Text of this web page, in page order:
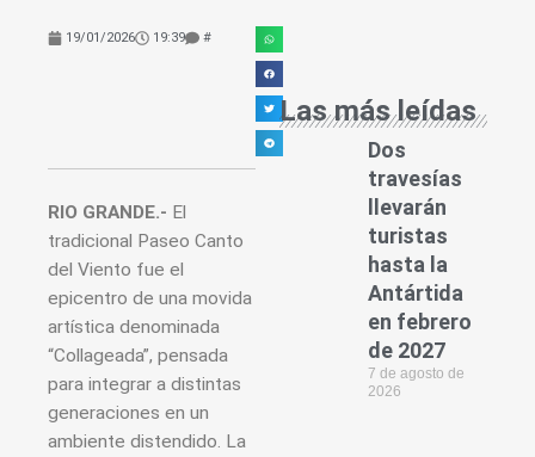
19/01/2026 19:39 #
RIO GRANDE.- El
tradicional Paseo Canto
del Viento fue el
epicentro de una movida
artística denominada
“Collageada”, pensada
para integrar a distintas
generaciones en un
ambiente distendido. La
Las más leídas
Dos
travesías
llevarán
turistas
hasta la
Antártida
en febrero
de 2027
7 de agosto de
2026